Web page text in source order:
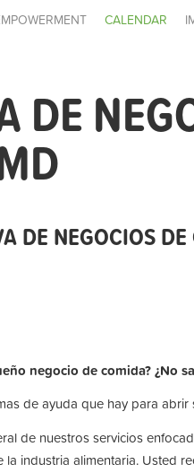
CALENDAR
DE
DE NEGOCIOS
negocio de comida? ¿No
de ayuda que hay para abrir
de nuestros servicios
industria alimentaria. Usted